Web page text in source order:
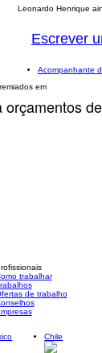
Leonardo Henrique
Escrever
Acompanhante
em
trabalhar
de trabalho
Chile